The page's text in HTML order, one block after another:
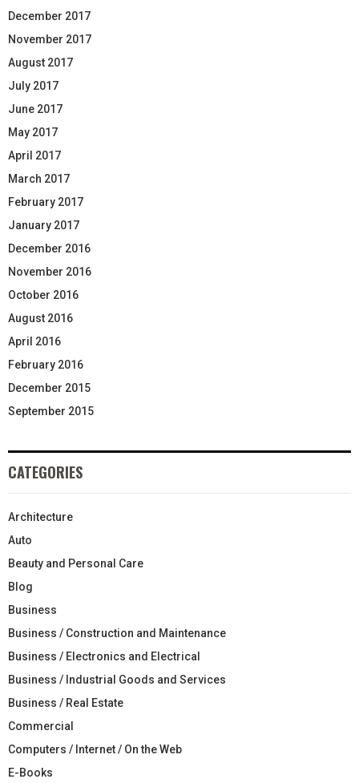
December 2017
November 2017
August 2017
July 2017
June 2017
May 2017
April 2017
March 2017
February 2017
January 2017
December 2016
November 2016
October 2016
August 2016
April 2016
February 2016
December 2015
September 2015
CATEGORIES
Architecture
Auto
Beauty and Personal Care
Blog
Business
Business / Construction and Maintenance
Business / Electronics and Electrical
Business / Industrial Goods and Services
Business / Real Estate
Commercial
Computers / Internet / On the Web
E-Books